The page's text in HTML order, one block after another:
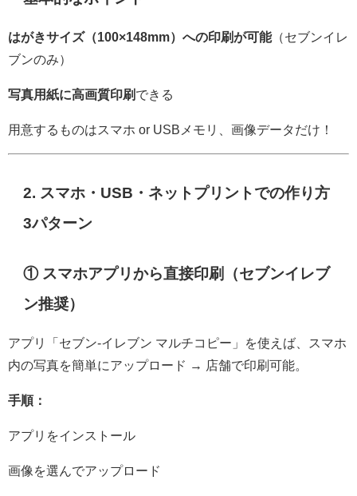
はがきサイズ（100×148mm）への印刷が可能（セブンイレ
ブンのみ）
写真用紙に高画質印刷 できる
用意するものはスマホ or USBメモリ、画像データだけ！
2. スマホ・USB・ネットプリントでの作り方
3パターン
① スマホアプリから直接印刷（セブンイレブ
ン推奨）
アプリ「セブン‐イレブン マルチコピー」を使えば、スマホ
内の写真を簡単にアップロード → 店舗で印刷可能。
手順：
アプリをインストール
画像を選んでアップロード